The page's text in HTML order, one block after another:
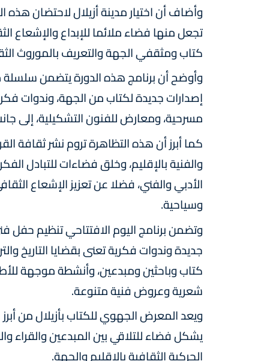
وأضاف أن اختيار مدينة أزيلال لاحتضان
تجعل منها فضاء ملائما للإبداع والإشعاع
كتاب ومثقفي الجهة والتعريف بالموروث
وأوضح أن برنامج هذه الدورة يتضمن سلسلة
إصدارات جديدة لكتاب من الجهة، وندوات
مسرحية، ومعارض للفنون التشكيلية، إلى
كما أبرز أن هذه التظاهرة تروم نشر ثقافة
والفنية بالإقليم، وخلق فضاءات للتبادل
الأدبي والفني، فضلا عن تعزيز الإشعاع
وسياحية.
وتضمن برنامج اليوم الافتتاحي تنظيم
جديدة وندوات فكرية تعنى بقضايا التاريخ
كتاب وباحثين ومبدعين، وأنشطة موجهة
شعرية وعروض فنية متنوعة.
ويعد المعرض الجهوي للكتاب بأزيلال من
يشكل فضاء للتلاقي بين المبدعين والقراء
الحركية الثقافية بالإقليم والجهة.